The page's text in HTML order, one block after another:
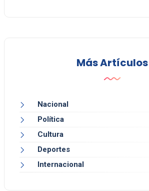
Más Artículos
Nacional
Política
Cultura
Deportes
Internacional